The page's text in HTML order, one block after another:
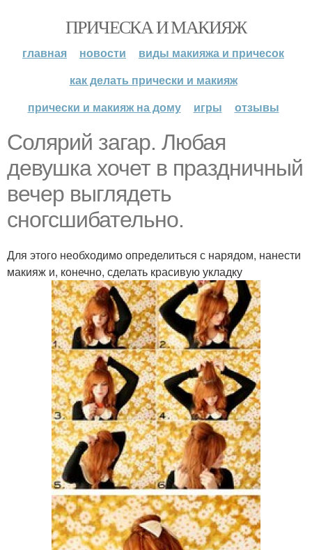
ПРИЧЕСКА И МАКИЯЖ
главная новости
виды макияжа и причесок
как делать прически и макияж
прически и макияж на дому
игры отзывы
Солярий загар. Любая
девушка хочет в праздничный
вечер выглядеть
сногсшибательно.
Для этого необходимо определиться с нарядом, нанести
макияж и, конечно, сделать красивую укладку